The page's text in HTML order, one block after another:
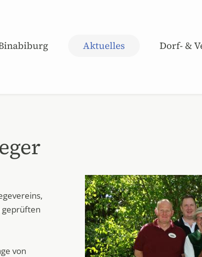
Aktuelles Dorf- &
geprüften
von